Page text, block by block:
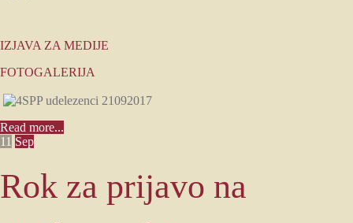
IZJAVA ZA MEDIJE
FOTOGALERIJA
Read more...
11 Sep
Rok za prijavo na